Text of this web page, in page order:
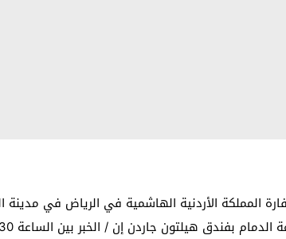
المملكة الأردنية الهاشمية في الرياض في مدينة